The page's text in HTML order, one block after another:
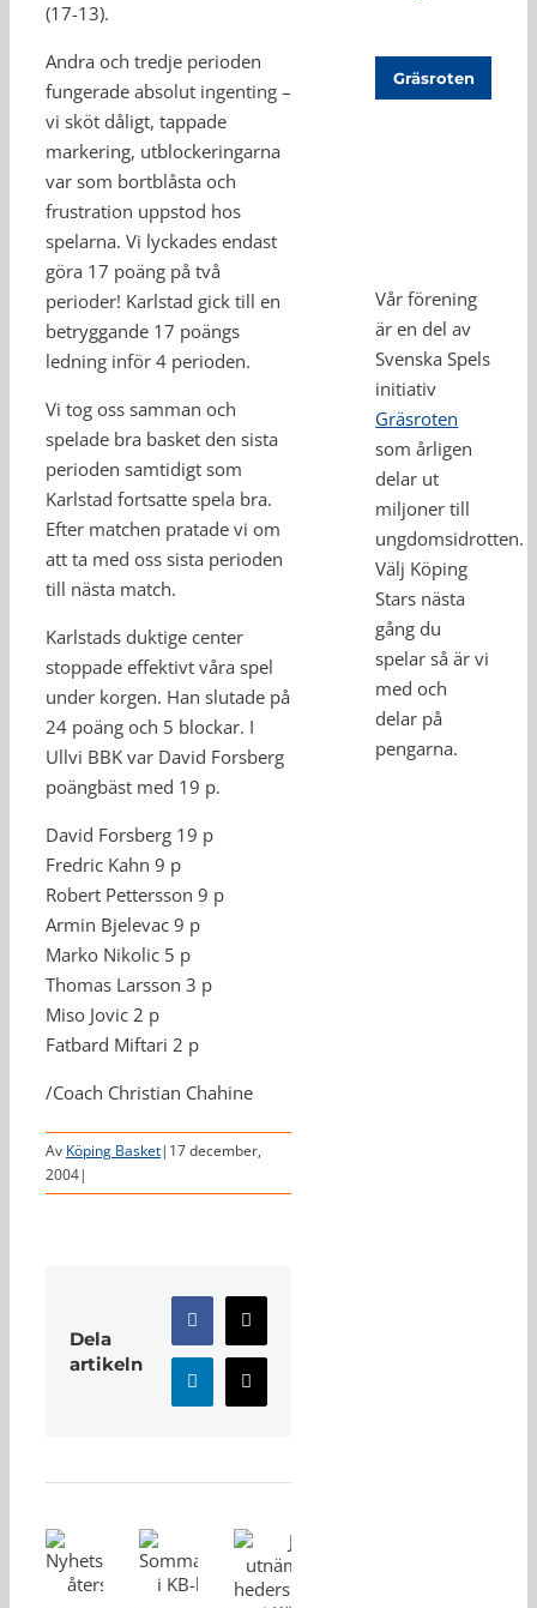
(17-13).
Andra och tredje perioden
fungerade absolut ingenting –
vi sköt dåligt, tappade
markering, utblockeringarna
var som bortblåsta och
frustration uppstod hos
spelarna. Vi lyckades endast
göra 17 poäng på två
perioder! Karlstad gick till en
betryggande 17 poängs
ledning inför 4 perioden.
Vi tog oss samman och
spelade bra basket den sista
perioden samtidigt som
Karlstad fortsatte spela bra.
Efter matchen pratade vi om
att ta med oss sista perioden
till nästa match.
Karlstads duktige center
stoppade effektivt våra spel
under korgen. Han slutade på
24 poäng och 5 blockar. I
Ullvi BBK var David Forsberg
poängbäst med 19 p.
David Forsberg 19 p
Fredric Kahn 9 p
Robert Pettersson 9 p
Armin Bjelevac 9 p
Marko Nikolic 5 p
Thomas Larsson 3 p
Miso Jovic 2 p
Fatbard Miftari 2 p
/Coach Christian Chahine
Av Köping Basket| 17 december,
2004|
Dela
artikeln
Facebook
X
LinkedInE-
post
Gräsroten
Vår förening
är en del av
Svenska Spels
initiativ
Gräsroten
som årligen
delar ut
miljoner till
ungdomsidrotten.
Välj Köping
Stars nästa
gång du
spelar så är vi
med och
delar på
pengarna.